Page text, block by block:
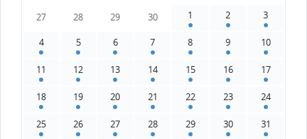
27 28 29 30 1 2 3
4 5 6 7 8 9 10
11 12 13 14 15 16 17
18 19 20 21 22 23 24
25 26 27 28 29 30 31